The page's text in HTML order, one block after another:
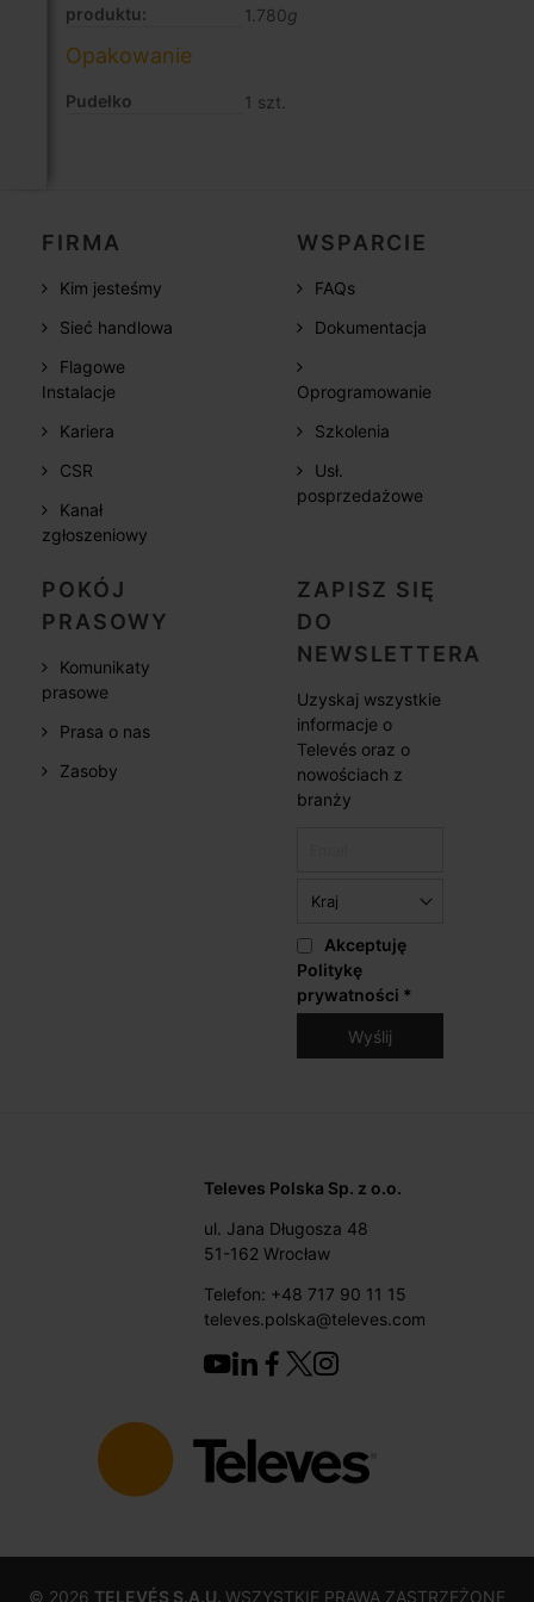
produktu:
1.780g
Opakowanie
Pudełko 1 szt.
FIRMA
Kim jesteśmy
Sieć handlowa
Flagowe
Instalacje
Kariera
CSR
Kanał
zgłoszeniowy
WSPARCIE
FAQs
Dokumentacja
Oprogramowanie
Szkolenia
Usł.
posprzedażowe
POKÓJ
PRASOWY
Komunikaty
prasowe
Prasa o nas
Zasoby
ZAPISZ SIĘ
DO
NEWSLETTERA
Uzyskaj wszystkie
informacje o
Televés oraz o
nowościach z
branży
Akceptuję
Politykę
prywatności *
Televes Polska Sp. z o.o.
ul. Jana Długosza 48
51-162 Wrocław
Telefon: +48 717 90 11 15
televes.polska@televes.com
© 2026 TELEVÉS S.A.U. WSZYSTKIE PRAWA ZASTRZEŻONE